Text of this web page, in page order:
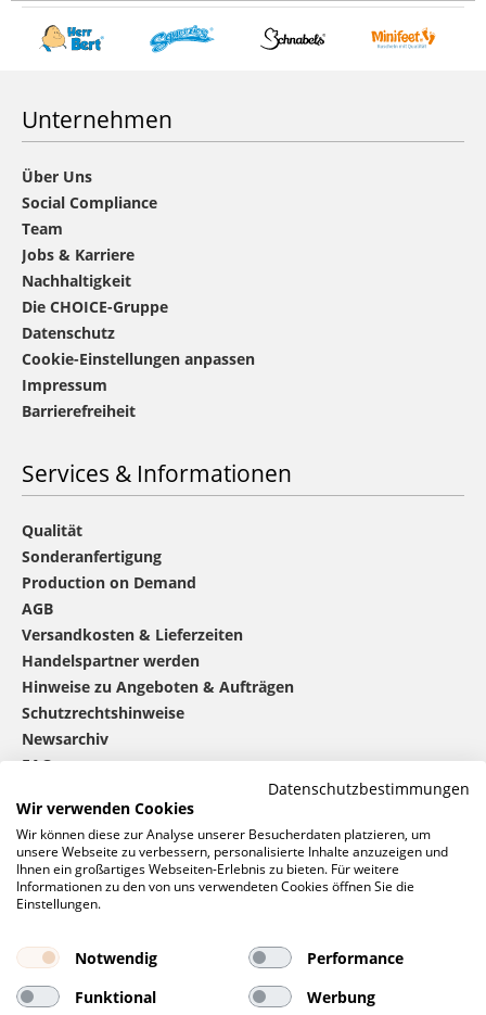
Unternehmen
Über Uns
Social Compliance
Team
Jobs & Karriere
Nachhaltigkeit
Die CHOICE-Gruppe
Datenschutz
Cookie-Einstellungen anpassen
Impressum
Barrierefreiheit
Services & Informationen
Qualität
Sonderanfertigung
Production on Demand
AGB
Versandkosten & Lieferzeiten
Handelspartner werden
Hinweise zu Angeboten & Aufträgen
Schutzrechtshinweise
Newsarchiv
FAQ
mbw®kontaktieren
0 46 06 / 94 02 - 0
Rufen Sie uns an
Anfrage
Datenschutzbestimmungen
Wir verwenden Cookies
Wir können diese zur Analyse unserer Besucherdaten platzieren, um
unsere Webseite zu verbessern, personalisierte Inhalte anzuzeigen und
Ihnen ein großartiges Webseiten-Erlebnis zu bieten. Für weitere
Informationen zu den von uns verwendeten Cookies öffnen Sie die
Einstellungen.
Notwendig
Performance
Funktional
Werbung